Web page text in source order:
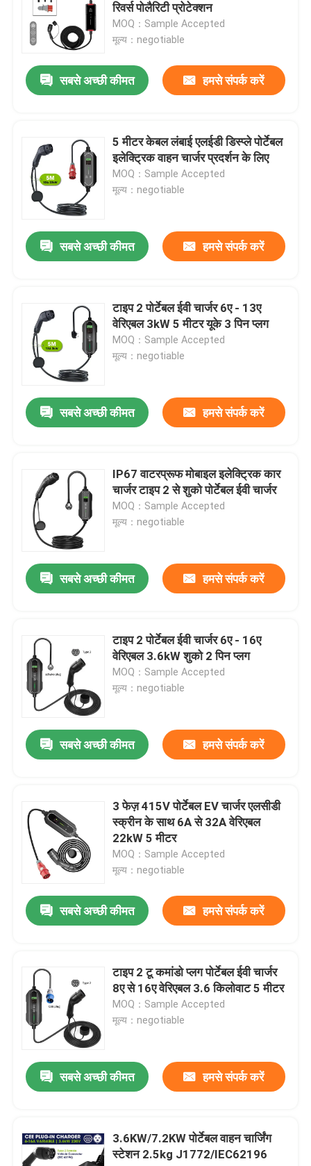
उत्पादों
हमारे बारे में
कारखाना भ्रमण
संपर्क करें
समाचार
मामलों
एक उद्धरण का अनुरोध करें
पोर्टेबल ईवी चार्जर
टाइप 2 टू टाइप 2 ईवी केबल
टाइप 1 टू टाइप 2 ईवी केबल
आरसीसीबी सर्किट ब्रेकर
टाइप 2 टेथर्ड केबल
रिवर्स पोलैरिटी प्रोटेक्शन
MOQ：Sample Accepted
मूल्य：negotiable
सबसे अच्छी कीमत हमसे संपर्क करें
5 मीटर केबल लंबाई एलईडी डिस्प्ले पोर्टेबल
इलेक्ट्रिक वाहन चार्जर प्रदर्शन के लिए
MOQ：Sample Accepted
मूल्य：negotiable
सबसे अच्छी कीमत हमसे संपर्क करें
टाइप 2 पोर्टेबल ईवी चार्जर 6ए - 13ए
वेरिएबल 3kW 5 मीटर यूके 3 पिन प्लग
MOQ：Sample Accepted
मूल्य：negotiable
सबसे अच्छी कीमत हमसे संपर्क करें
IP67 वाटरप्रूफ मोबाइल इलेक्ट्रिक कार
चार्जर टाइप 2 से शुको पोर्टेबल ईवी चार्जर
MOQ：Sample Accepted
मूल्य：negotiable
सबसे अच्छी कीमत हमसे संपर्क करें
टाइप 2 पोर्टेबल ईवी चार्जर 6ए - 16ए
वेरिएबल 3.6kW शुको 2 पिन प्लग
MOQ：Sample Accepted
मूल्य：negotiable
सबसे अच्छी कीमत हमसे संपर्क करें
3 फेज़ 415V पोर्टेबल EV चार्जर एलसीडी
स्क्रीन के साथ 6A से 32A वेरिएबल
22kW 5 मीटर
MOQ：Sample Accepted
मूल्य：negotiable
सबसे अच्छी कीमत हमसे संपर्क करें
टाइप 2 टू कमांडो प्लग पोर्टेबल ईवी चार्जर
8ए से 16ए वेरिएबल 3.6 किलोवाट 5 मीटर
MOQ：Sample Accepted
मूल्य：negotiable
सबसे अच्छी कीमत हमसे संपर्क करें
3.6KW/7.2KW पोर्टेबल वाहन चार्जिंग
स्टेशन 2.5kg J1772/IEC62196